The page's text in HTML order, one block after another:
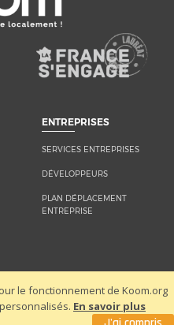
le fonctionnement de Koom.org
En savoir plus
SERVICES ENTREPRISES
DÉVELOPPEURS
PLAN DÉPLACEMENT
ENTREPRISE
NOUS CONTACTER